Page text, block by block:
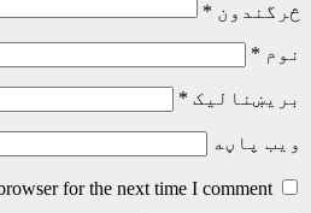
څرگندون *
نوم *
بریښنالیک *
ویب پاڼه
for the next time I comment.